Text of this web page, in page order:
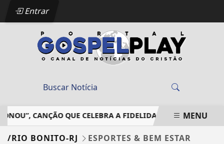
Entrar
CANÇÃO QUE CELEBRA A FIDELIDADE DE DEUS EM
EM ALTA
MENU
/RIO BONITO-RJ ESPORTES & BEM ESTAR